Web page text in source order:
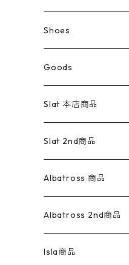
コート
ナイロンジャケット
レザー
セーター・カーディガン
スラックス
オーバーオール・つなぎ
トップス
ラグ・ブランケット
ブランド
ラルフローレン
リーバイス
Sweater
Goods
Military
スポーツナイロンジ
ワークジャケット
テーラードジャケット
ウールジャケット
ダウンジャケット
レザージャケット
Otherジャケット
柄シャツ
ワークシャツ
スウェット・パーカ
プリントスウェット
ロゴスウェット
ベスト
セーター・カーディ
アランセーター
ウールセーター
フリース
イージーパンツ
スラックス
ワークパンツ
コーデュロイパンツ
オーバーオール・つ
ショーツ
Otherパンツ
Pants
Pants
ブラウス／シャツ／
長袖
半袖
ベスト／キャミソール
スウェット
ニット
ジャケット
スカート
パンツ(w30以下)
Shoes
22cm以下
22.5cm
23cm
23.5cm
24cm
24.5cm
Goods
バンダナ
Slat 本店商品
Outer
Tee
Shirts
S/S Shirts
Sweat Shirts
Slat 2nd商品
アウター
ハンティングジャケット
アウトドアジャケット
長袖シャツ
アウトドアシャツ
半袖シャツ
Albatross 商品
Vintage sweater
Outer
Albatross 2nd商品
70sアイテム
Isla商品